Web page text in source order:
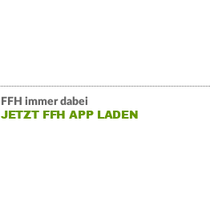
FFH immer dabei
JETZT FFH APP LADEN